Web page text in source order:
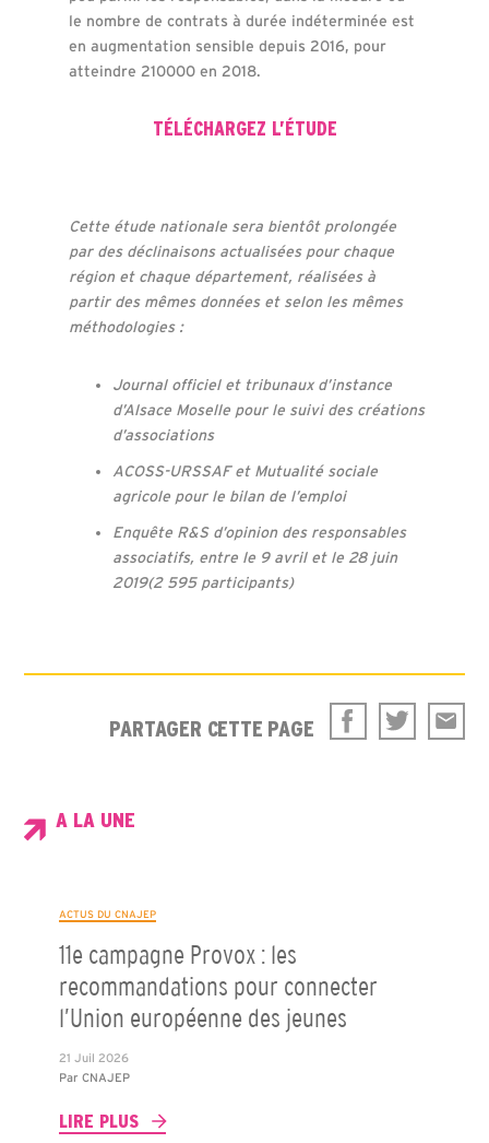
le nombre de contrats à durée indéterminée est
en augmentation sensible depuis 2016, pour
atteindre 210000 en 2018.
TÉLÉCHARGEZ L’ÉTUDE
Cette étude nationale sera bientôt prolongée
par des déclinaisons actualisées pour chaque
région et chaque département, réalisées à
partir des mêmes données et selon les mêmes
méthodologies :
Journal officiel et tribunaux d’instance
d’Alsace Moselle pour le suivi des créations
d’associations
ACOSS-URSSAF et Mutualité sociale
agricole pour le bilan de l’emploi
Enquête R&S d’opinion des responsables
associatifs, entre le 9 avril et le 28 juin
2019(2 595 participants)
PARTAGER CETTE PAGE
A LA UNE
ACTUS DU CNAJEP
11e campagne Provox : les
recommandations pour connecter
l’Union européenne des jeunes
21 Juil 2026
Par CNAJEP
LIRE PLUS